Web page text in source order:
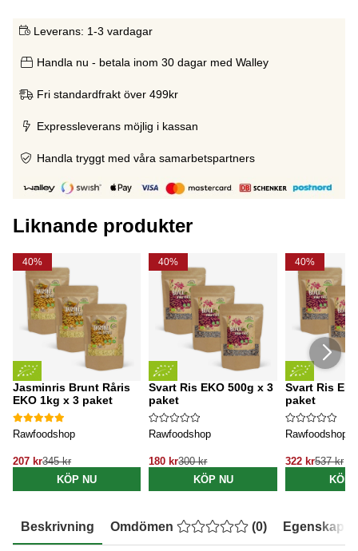
Leverans: 1-3 vardagar
Handla nu - betala inom 30 dagar med Walley
Fri standardfrakt över 499kr
Expressleverans möjlig i kassan
Handla tryggt med våra samarbetspartners
Liknande produkter
40%
Jasminris Brunt Råris
EKO 1kg x 3 paket
Rawfoodshop
207 kr345 kr
KÖP NU
40%
Svart Ris EKO 500g x 3
paket
Rawfoodshop
180 kr300 kr
KÖP NU
40%
Svart Ris
paket
Rawfoodshop
322 kr537 kr
KÖP
Beskrivning Omdömen (0) Egenskaper